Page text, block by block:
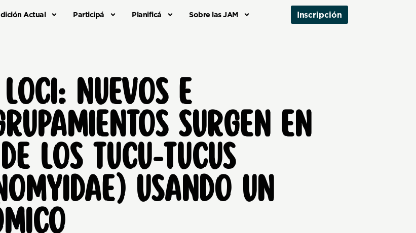
Actual Participá Planificá Sobre las JAM Inscripción
NUEVOS E
SURGEN EN
LOS TUCU-TUCUS
USANDO UN